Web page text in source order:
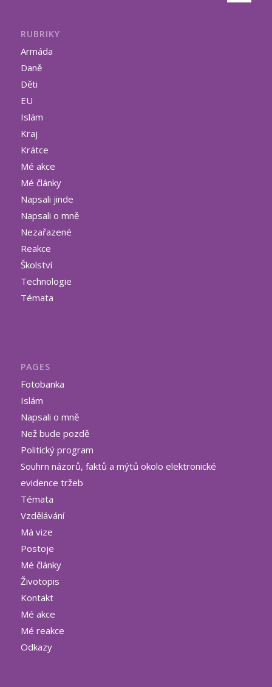
RUBRIKY
Armáda
Daně
Děti
EU
Islám
Kraj
Krátce
Mé akce
Mé články
Napsali jinde
Napsali o mně
Nezařazené
Reakce
Školství
Technologie
Témata
PAGES
Fotobanka
Islám
Napsali o mně
Než bude pozdě
Politický program
Souhrn názorů, faktů a mýtů okolo elektronické
evidence tržeb
Témata
Vzdělávání
Má vize
Postoje
Mé články
Životopis
Kontakt
Mé akce
Mé reakce
Odkazy